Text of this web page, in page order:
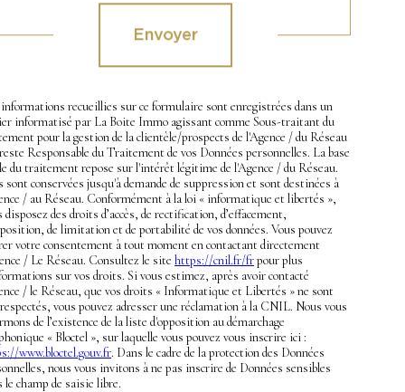
Envoyer
recueillies sur ce formulaire sont enregistrées dans un
informatisé par La Boite Immo agissant comme Sous-traitant du
pour la gestion de la clientèle/prospects de l'Agence / du Réseau
Responsable du Traitement de vos Données personnelles. La base
du traitement repose sur l'intérêt légitime de l'Agence / du Réseau.
sont conservées jusqu'à demande de suppression et sont destinées à
/ au Réseau. Conformément à la loi « informatique et libertés »,
disposez des droits d’accès, de rectification, d’effacement,
de limitation et de portabilité de vos données. Vous pouvez
votre consentement à tout moment en contactant directement
/ Le Réseau. Consultez le site https://cnil.fr/frpour plus
sur vos droits. Si vous estimez, après avoir contacté
/ le Réseau, que vos droits « Informatique et Libertés » ne sont
vous pouvez adresser une réclamation à la CNIL. Nous vous
de l’existence de la liste d'opposition au démarchage
« Bloctel », sur laquelle vous pouvez vous inscrire ici :
www.bloctel.gouv.fr. Dans le cadre de la protection des Données
nous vous invitons à ne pas inscrire de Données sensibles
le champ de saisie libre.